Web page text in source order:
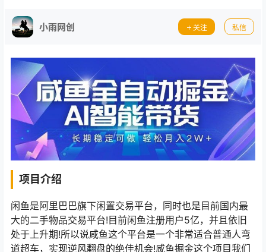
小雨网创 关注 私信
项目介绍
闲鱼是阿里巴巴旗下闲置交易平台，同时也是目前国内最
大的二手物品交易平台!目前闲鱼注册用户5亿，并且依旧
处于上升期!所以说咸鱼这个平台是一个非常适合普通人弯
道超车，实现逆风翻盘的绝佳机会!咸鱼掘金这个项目我们